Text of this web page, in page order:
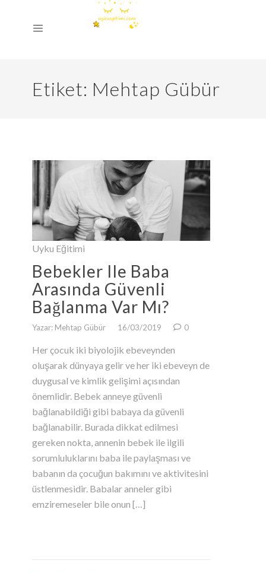
Etiket: Mehtap Gübür
Uyku Eğitimi
Bebekler Ile Baba
Arasında Güvenli
Bağlanma Var Mı?
Yazar: Mehtap Gübür 16/03/2019 0
Her çocuk iki biyolojik ebeveynden
oluşarak dünyaya gelir ve her iki ebeveyn de
duygusal ve kimlik gelişimi açısından
önemlidir. Bebek anneye güvenli
bağlanabildiği gibi babaya da güvenli
bağlanabilir. Burada dikkat edilmesi
gereken nokta, annenin bebek ile ilgili
sorumluluklarını baba ile paylaşması ve
babanın da çocuğun bakımını ve aktivitesini
üstlenmesidir. Babalar anneler gibi
emziremeseler bile onun […]